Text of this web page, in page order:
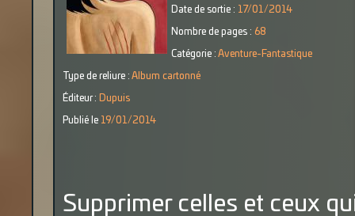
Date de sortie : 17/01/2014
Nombre de pages : 68
Catégorie : Aventure-Fantastique
Type de reliure : Album cartonné
Éditeur : Dupuis
Publié le 19/01/2014
Supprimer celles et ceux